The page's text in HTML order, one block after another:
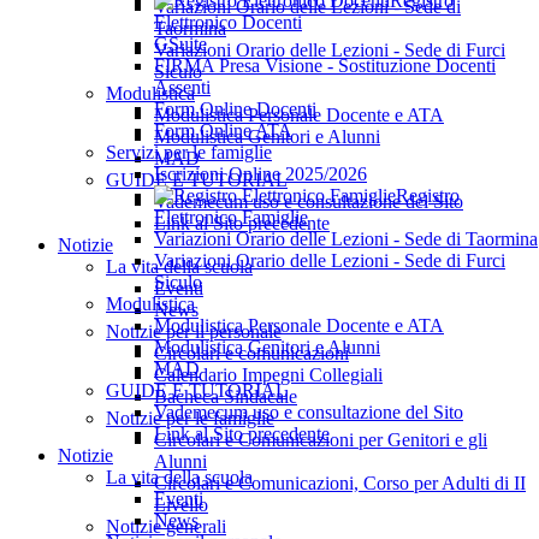
Elettronico Docenti
GSuite
FIRMA Presa Visione - Sostituzione Docenti
Assenti
Form Online Docenti
Form Online ATA
Servizi per le famiglie
Iscrizioni Online 2025/2026
Registro
Elettronico Famiglie
Variazioni Orario delle Lezioni - Sede di Taormina
Variazioni Orario delle Lezioni - Sede di Furci
Siculo
Modulistica
Modulistica Personale Docente e ATA
Modulistica Genitori e Alunni
MAD
GUIDE E TUTORIAL
Vademecum uso e consultazione del Sito
Link al Sito precedente
Notizie
La vita della scuola
Eventi
News
Variazioni Orario delle Lezioni - Sede di
Taormina
Variazioni Orario delle Lezioni - Sede di Furci
Siculo
Modulistica
Modulistica Personale Docente e ATA
Modulistica Genitori e Alunni
MAD
GUIDE E TUTORIAL
Vademecum uso e consultazione del Sito
Link al Sito precedente
Notizie
La vita della scuola
Eventi
News
Notizie per il personale
Circolari e comunicazioni
Calendario Impegni Collegiali
Bacheca Sindacale
Notizie per le famiglie
Circolari e Comunicazioni per Genitori e gli
Alunni
Circolari e Comunicazioni, Corso per Adulti di II
Livello
Notizie generali